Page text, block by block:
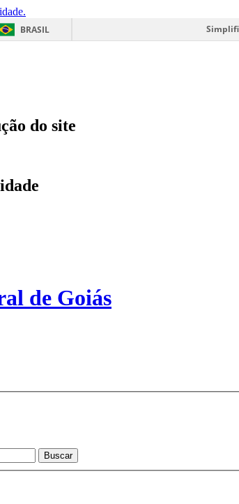
BRASIL
do site
de Goiás
Buscar